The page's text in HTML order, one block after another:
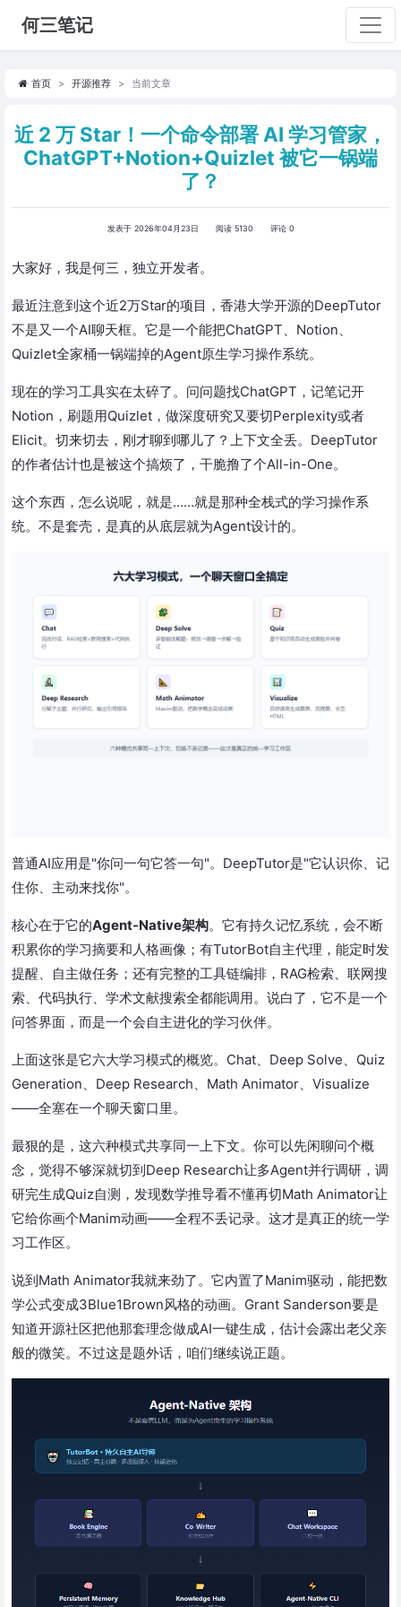
何三笔记
首页 开源推荐 当前文章
近 2 万 Star！一个命令部署 AI 学习管家，
ChatGPT+Notion+Quizlet 被它一锅端
了？
发表于 2026年04月23日 阅读 5130 评论 0
大家好，我是何三，独立开发者。
最近注意到这个近2万Star的项目，香港大学开源的DeepTutor
不是又一个AI聊天框。它是一个能把ChatGPT、Notion、
Quizlet全家桶一锅端掉的Agent原生学习操作系统。
现在的学习工具实在太碎了。问问题找ChatGPT，记笔记开
Notion，刷题用Quizlet，做深度研究又要切Perplexity或者
Elicit。切来切去，刚才聊到哪儿了？上下文全丢。DeepTutor
的作者估计也是被这个搞烦了，干脆撸了个All-in-One。
这个东西，怎么说呢，就是……就是那种全栈式的学习操作系
统。不是套壳，是真的从底层就为Agent设计的。
普通AI应用是"你问一句它答一句"。DeepTutor是"它认识你、记
住你、主动来找你"。
核心在于它的Agent-Native架构。它有持久记忆系统，会不断
积累你的学习摘要和人格画像；有TutorBot自主代理，能定时发
提醒、自主做任务；还有完整的工具链编排，RAG检索、联网搜
索、代码执行、学术文献搜索全都能调用。说白了，它不是一个
问答界面，而是一个会自主进化的学习伙伴。
上面这张是它六大学习模式的概览。Chat、Deep Solve、Quiz
Generation、Deep Research、Math Animator、Visualize
——全塞在一个聊天窗口里。
最狠的是，这六种模式共享同一上下文。你可以先闲聊问个概
念，觉得不够深就切到Deep Research让多Agent并行调研，调
研完生成Quiz自测，发现数学推导看不懂再切Math Animator让
它给你画个Manim动画——全程不丢记录。这才是真正的统一学
习工作区。
说到Math Animator我就来劲了。它内置了Manim驱动，能把数
学公式变成3Blue1Brown风格的动画。Grant Sanderson要是
知道开源社区把他那套理念做成AI一键生成，估计会露出老父亲
般的微笑。不过这是题外话，咱们继续说正题。